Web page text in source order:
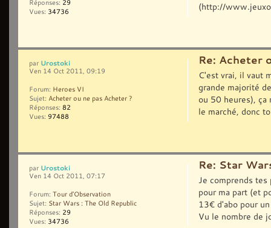
(http://
Réponses: 29
Vues: 34736
Re: Acheter
C'est vrai, il vaut
grande majorité
ou 50 heures),
le marché, donc
par Urostoki
Ven 14 Oct 2011, 09:19
Forum: Heroes VI
Sujet: Acheter ou ne pas Acheter ?
Réponses: 82
Vues: 97488
Re: Star
Je comprends
pour ma part (et
13€ d'abo pour
Vu le nombre de
par Urostoki
Ven 14 Oct 2011, 07:17
Forum: Tour d'Observation
Sujet: Star Wars : The Old Republic
Réponses: 29
Vues: 34736